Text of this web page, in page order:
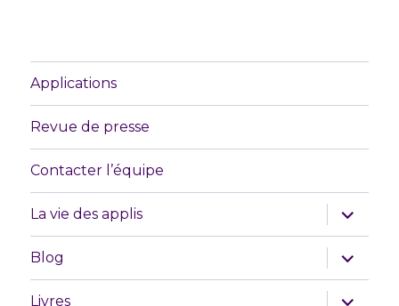
Applications
Revue de presse
Contacter l’équipe
La vie des applis
ouvrir
le
sous-
menu
Blog
ouvrir
le
sous-
menu
Livres
ouvrir